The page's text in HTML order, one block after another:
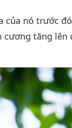
của nó trước
tăng lên